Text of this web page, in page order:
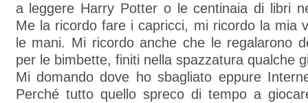
a leggere Harry Potter o le centinaia di libri
Me la ricordo fare i capricci, mi ricordo la mia
le mani. Mi ricordo anche che le regalarono
per le bimbette, finiti nella spazzatura qualche
Mi domando dove ho sbagliato eppure
Perché tutto quello spreco di tempo a